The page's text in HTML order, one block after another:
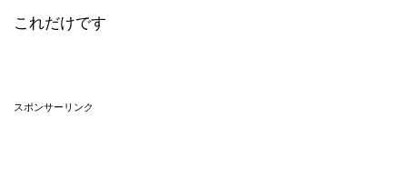
これだけです
スポンサーリンク